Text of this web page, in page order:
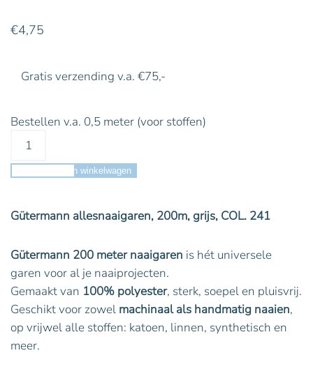
€4,75
Gratis verzending v.a. €75,-
Bestellen v.a. 0,5 meter (voor stoffen)
Toevoegen aan winkelwagen
Gütermann allesnaaigaren, 200m, grijs, COL. 241
Gütermann 200 meter naaigaren is hét universele
garen voor al je naaiprojecten.
Gemaakt van 100% polyester, sterk, soepel en pluisvrij.
Geschikt voor zowel machinaal als handmatig naaien,
op vrijwel alle stoffen: katoen, linnen, synthetisch en
meer.